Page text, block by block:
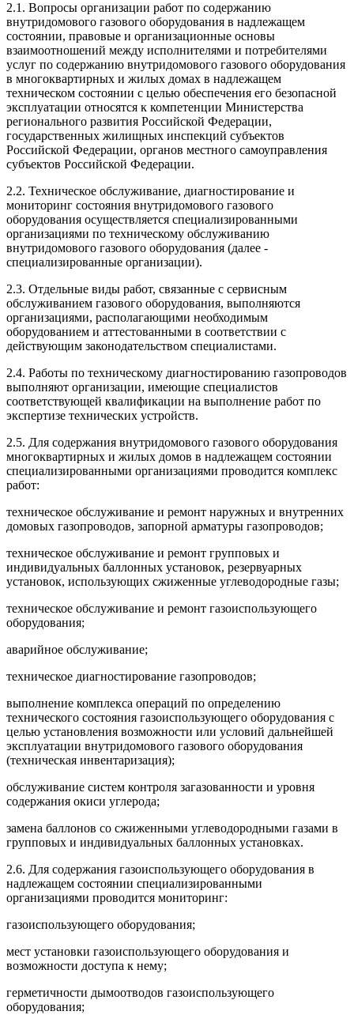
2.1. Вопросы организации работ по содержанию
внутридомового газового оборудования в надлежащем
состоянии, правовые и организационные основы
взаимоотношений между исполнителями и потребителями
услуг по содержанию внутридомового газового оборудования
в многоквартирных и жилых домах в надлежащем
техническом состоянии с целью обеспечения его безопасной
эксплуатации относятся к компетенции Министерства
регионального развития Российской Федерации,
государственных жилищных инспекций субъектов
Российской Федерации, органов местного самоуправления
субъектов Российской Федерации.
2.2. Техническое обслуживание, диагностирование и
мониторинг состояния внутридомового газового
оборудования осуществляется специализированными
организациями по техническому обслуживанию
внутридомового газового оборудования (далее -
специализированные организации).
2.3. Отдельные виды работ, связанные с сервисным
обслуживанием газового оборудования, выполняются
организациями, располагающими необходимым
оборудованием и аттестованными в соответствии с
действующим законодательством специалистами.
2.4. Работы по техническому диагностированию газопроводов
выполняют организации, имеющие специалистов
соответствующей квалификации на выполнение работ по
экспертизе технических устройств.
2.5. Для содержания внутридомового газового оборудования
многоквартирных и жилых домов в надлежащем состоянии
специализированными организациями проводится комплекс
работ:
техническое обслуживание и ремонт наружных и внутренних
домовых газопроводов, запорной арматуры газопроводов;
техническое обслуживание и ремонт групповых и
индивидуальных баллонных установок, резервуарных
установок, использующих сжиженные углеводородные газы;
техническое обслуживание и ремонт газоиспользующего
оборудования;
аварийное обслуживание;
техническое диагностирование газопроводов;
выполнение комплекса операций по определению
технического состояния газоиспользующего оборудования с
целью установления возможности или условий дальнейшей
эксплуатации внутридомового газового оборудования
(техническая инвентаризация);
обслуживание систем контроля загазованности и уровня
содержания окиси углерода;
замена баллонов со сжиженными углеводородными газами в
групповых и индивидуальных баллонных установках.
2.6. Для содержания газоиспользующего оборудования в
надлежащем состоянии специализированными
организациями проводится мониторинг:
газоиспользующего оборудования;
мест установки газоиспользующего оборудования и
возможности доступа к нему;
герметичности дымоотводов газоиспользующего
оборудования;